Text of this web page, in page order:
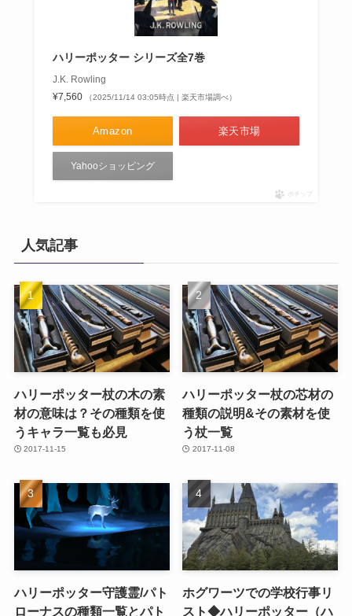
ハリーポッター シリーズ全7巻
J.K. Rowling
¥7,560
（2025/11/14 03:05時点 | 楽天市場調べ）
Amazon 楽天市場
Yahooショッピング
ポチップ
人気記事
ハリーポッター杖の木の素
材の意味は？その種類を使
うキャラ一覧も必見
2017-11-15
ハリーポッター杖の芯材の
種類の説明&その素材を使
う杖一覧
2017-11-08
ハリーポッター守護霊/パト
ローナスの種類一覧とパト
ホグワーツでの学校行事リ
スト◆ハリーポッター（ハ